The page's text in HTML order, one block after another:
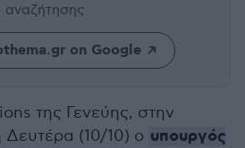
αναζήτησης
on Google
της Γενεύης, στην
Δευτέρα (10/10) ο υπουργός